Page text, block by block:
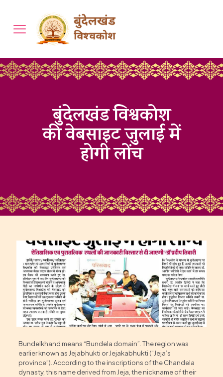
बुंदेलखंड विश्वकोश
की वेबसाइट जुलाई में
होगी लोंच
Bundelkhand means “Bundela domain”. The region was
earlier known as Jejabhukti or Jejakabhukti (“Jeja’s
province”). According to the inscriptions of the Chandela
dynasty, this name derived from Jeja, the nickname of their